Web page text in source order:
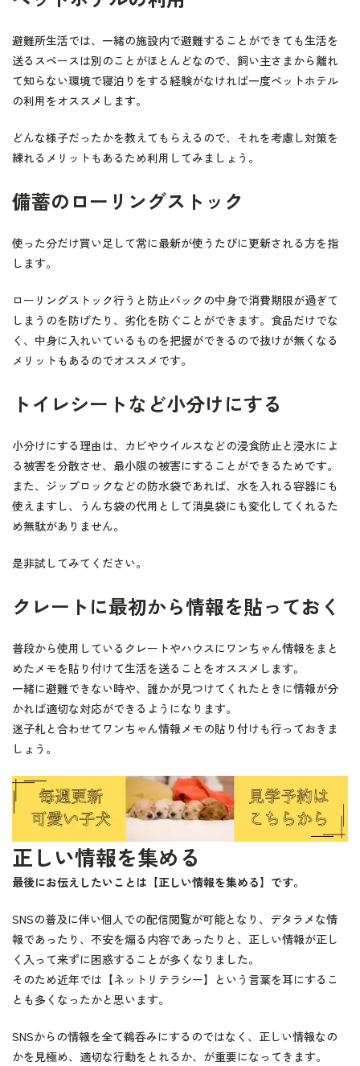
避難所生活では、一緒の施設内で避難することができても生活を
送るスペースは別のことがほとんどなので、飼い主さまから離れ
て知らない環境で寝泊りをする経験がなければ一度ペットホテル
の利用をオススメします。
どんな様子だったかを教えてもらえるので、それを考慮し対策を
練れるメリットもあるため利用してみましょう。
備蓄のローリングストック
使った分だけ買い足して常に最新が使うたびに更新される方を指
します。
ローリングストック行うと防止バックの中身で消費期限が過ぎて
しまうのを防げたり、劣化を防ぐことができます。食品だけでな
く、中身に入れいているものを把握ができるので抜けが無くなる
メリットもあるのでオススメです。
トイレシートなど小分けにする
小分けにする理由は、カビやウイルスなどの浸食防止と浸水によ
る被害を分散させ、最小限の被害にすることができるためです。
また、ジップロックなどの防水袋であれば、水を入れる容器にも
使えますし、うんち袋の代用として消臭袋にも変化してくれるた
め無駄がありません。
是非試してみてください。
クレートに最初から情報を貼っておく
普段から使用しているクレートやハウスにワンちゃん情報をまと
めたメモを貼り付けて生活を送ることをオススメします。
一緒に避難できない時や、誰かが見つけてくれたときに情報が分
かれば適切な対応ができるようになります。
迷子札と合わせてワンちゃん情報メモの貼り付けも行っておきま
しょう。
正しい情報を集める
最後にお伝えしたいことは【正しい情報を集める】です。
SNSの普及に伴い個人での配信閲覧が可能となり、デタラメな情
報であったり、不安を煽る内容であったりと、正しい情報が正し
く入って来ずに困惑することが多くなりました。
そのため近年では【ネットリテラシー】という言葉を耳にするこ
とも多くなったかと思います。
SNSからの情報を全て鵜呑みにするのではなく、正しい情報なの
かを見極め、適切な行動をとれるか、が重要になってきます。